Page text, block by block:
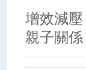
增效減
親子關係